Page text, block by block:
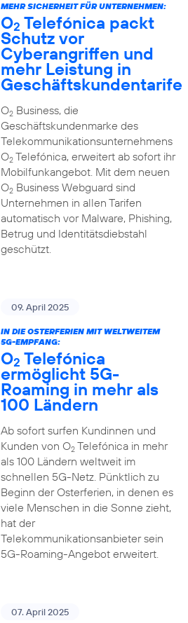
MEHR SICHERHEIT FÜR UNTERNEHMEN:
O2 Telefónica packt
Schutz vor
Cyberangriffen und
mehr Leistung in
Geschäftskundentarife
O2Business, die
Geschäftskundenmarke des
Telekommunikationsunternehmens
O2Telefónica, erweitert ab sofort ihr
Mobilfunkangebot. Mit dem neuen
O2Business Webguard sind
Unternehmen in allen Tarifen
automatisch vor Malware, Phishing,
Betrug und Identitätsdiebstahl
geschützt.
09. April 2025
IN DIE OSTERFERIEN MIT WELTWEITEM
5G-EMPFANG:
O2 Telefónica
ermöglicht 5G-
Roaming in mehr als
100 Ländern
Ab sofort surfen Kundinnen und
Kunden von O2Telefónica in mehr
als 100 Ländern weltweit im
schnellen 5G-Netz. Pünktlich zu
Beginn der Osterferien, in denen es
viele Menschen in die Sonne zieht,
hat der
Telekommunikationsanbieter sein
5G-Roaming-Angebot erweitert.
07. April 2025